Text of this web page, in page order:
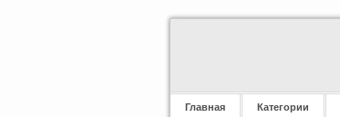
Главная Категории